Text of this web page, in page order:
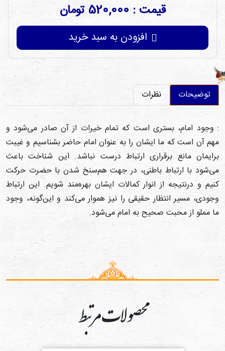
قیمت : 520,000 تومان
افزودن به سبد خرید
توضیحات نظرات
: وجود امام، بستری است که تمام خیرات از آن صادر می‌شود و
مهم آن است که ما ایشان را به عنوان امام حاضر بشناسیم و غیبت
برایمان مانع برقراری ارتباط درست نباشد. این شناخت باعث
می‌شود با ارتباط باطنی، در جهت هم‌سنخ شدن با حضرت حرکت
کنیم و درنتیجه از انوار کمالات ایشان بهره‌مند شویم. این ارتباط
وجودی، مسیر انتظار حقیقی را نیز هموار می‌کند و این‌گونه، وجود
ما مملو از محبت صحیح به امام می‌شود.
محصولات مرتبط